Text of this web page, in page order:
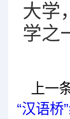
大学
学之
上一
“汉语桥